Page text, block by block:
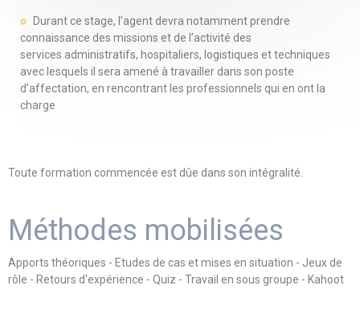
Durant ce stage, l’agent devra notamment prendre
connaissance des missions et de l’activité des
services administratifs, hospitaliers, logistiques et techniques
avec lesquels il sera amené à travailler dans son poste
d’affectation, en rencontrant les professionnels qui en ont la
charge
Toute formation commencée est dûe dans son intégralité.
Méthodes mobilisées
Apports théoriques - Etudes de cas et mises en situation - Jeux de
rôle - Retours d'expérience - Quiz - Travail en sous groupe - Kahoot